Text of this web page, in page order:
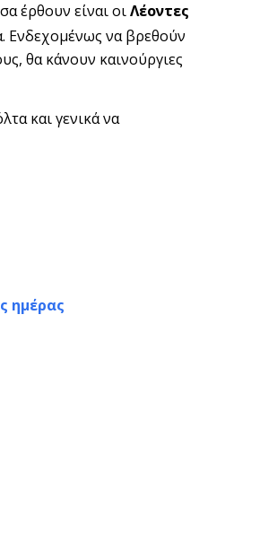
έρθουν είναι οιΛέοντες
Ενδεχομένως να βρεθούν
θα κάνουν καινούργιες
και γενικά να
ημέρας